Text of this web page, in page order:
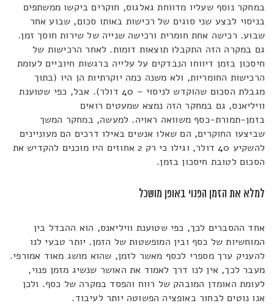
במחקר נוסף שעליו מדווחת גאלגוס, חוקרים ביקשו ממשתפים
בניסוי לבצע שני סוגים של רכישות באותו סכום, שבוע אחר
שבוע. רכישה אחת חומרית ורכישה שנייה של שירות חוסך זמן.
גם במקרה הזה התקבלו תוצאות דומות. לאחר הרכישות של
חיסכון בזמן דיווחו הנבדקים על עלייה ברגשות חיוביים לעומת
הרכישות החומריות, ולא משנה כמה יוקרתיות הן היו (בתוך
מגבלת הסכום שהוקדש לניסוי – 40 דולר). אבל, כפי שטוענת
וויליאנס, גם במחקר הזה נמצא שמעטים רואים
בזמן-תמורת-כסף משוואה ראויה. למעשה, במחקר המשך
שביצעו החוקרים, הם שאלו אנשים באילו דרכים הם מעוניינים
להשקיע 40 דולר, וגילו כי רק 2 אחוזים היו מוכנים להקדיש את
הסכום לטובת חיסכון בזמן.
למלא את הזמן הפנוי באופן מושכל
אחד ההסברים לכך, כפי שטוענת וויליאנס, הוא ההבדל בין
המוחשיות של כסף ובין המופשטות של הזמן. יותר טבעי לנו
להעניק ערך מספרי לכסף מאשר לזמן, שהוא מושג מאוד אמורפי.
מעבר לכך, אין לנו דרך לאמוד את האושר שנשיג מזמן פנוי,
לעומת האומדן המובהק של רווח והפסד במקרה של כסף. ולכן
אנו נוטים לבחור באופציה הפשוטה יותר לעיבוד.